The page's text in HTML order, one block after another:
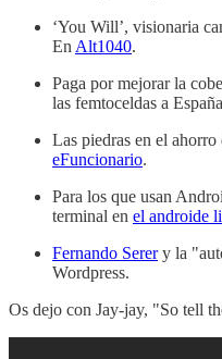
‘You Will’, visionaria
En Alt1040.
Paga por mejorar la
las femtoceldas a
Las piedras en el
eFuncionario.
Para los que usan
terminal en el androide
Fernando Serery la
Wordpress.
Os dejo con Jay-jay, "So tell